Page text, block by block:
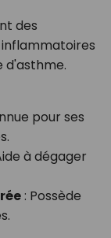
des
d'asthme.
pour ses
à dégager
: Possède